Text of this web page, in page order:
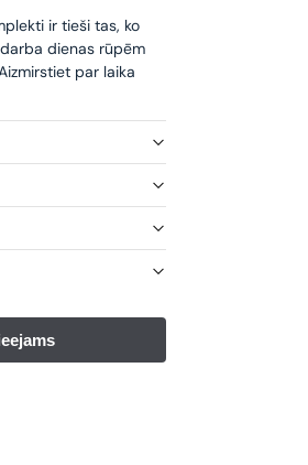
ir tieši tas, ko
dienas rūpēm
par laika